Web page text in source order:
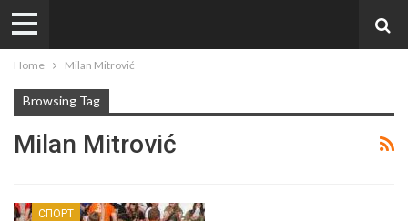
Home Milan Mitrović
Browsing Tag
Milan Mitrović
СПОРТ